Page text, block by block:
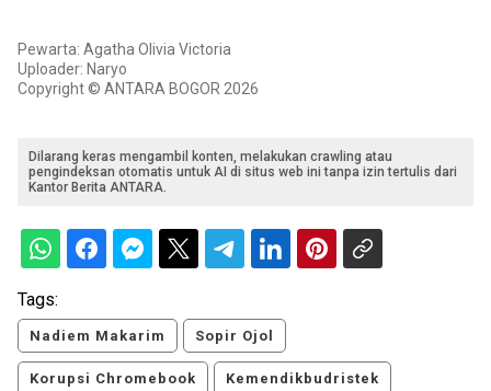
Pewarta: Agatha Olivia Victoria
Uploader: Naryo
Copyright © ANTARA BOGOR 2026
Dilarang keras mengambil konten, melakukan crawling atau
pengindeksan otomatis untuk AI di situs web ini tanpa izin tertulis dari
Kantor Berita ANTARA.
Tags:
Nadiem Makarim Sopir Ojol
Korupsi Chromebook Kemendikbudristek